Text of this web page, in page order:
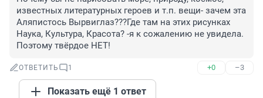
известных литературных героев и т.п. вещи- зачем эта
Аляпистось Вырвиглаз???Где там на этих рисунках
Наука, Культура, Красота? -я к сожалению не увидела.
Поэтому твёрдое НЕТ!
ОТВЕТИТЬ 1 +0 –3
Показать ещё 1 ответ